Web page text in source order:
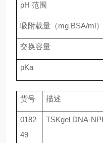
pH 范围
吸附载量（mg BSA/ml）
交换容量
pKa
货号 描述
0182
49
TSKgel DNA-